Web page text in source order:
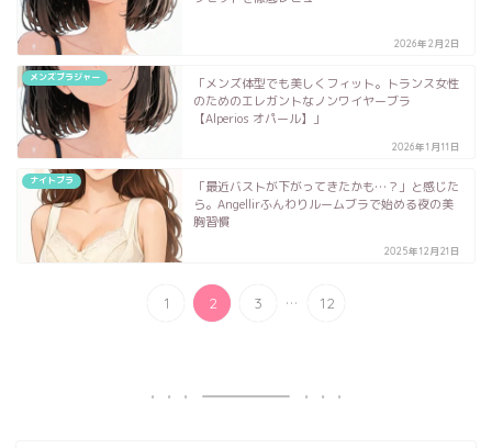
2026年2月2日
メンズブラジャー
「メンズ体型でも美しくフィット。トランス女性
のためのエレガントなノンワイヤーブラ
【Alperios オパール】」
2026年1月11日
ナイトブラ
「最近バストが下がってきたかも…？」と感じた
ら。Angellirふんわりルームブラで始める夜の美
胸習慣
2025年12月21日
1 2 3 ... 12